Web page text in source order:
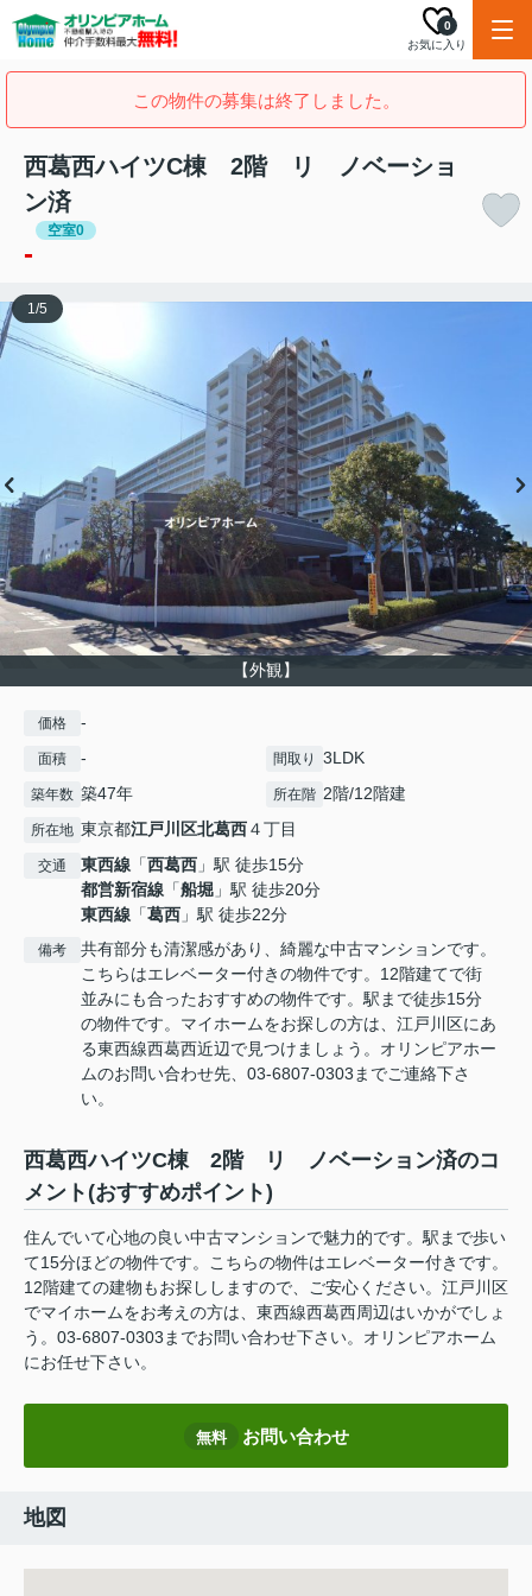
お気に入り
0
この物件の募集は終了しました。
西葛西ハイツC棟 2階 リ ノベーショ
ン済
空室0
-
【外観】
1/5
価格 -
面積 - 間取り 3LDK
築年数 築47年 所在階 2階/12階建
所在地 東京都江戸川区北葛西４丁目
交通 東西線 「西葛西 」駅 徒歩15分
都営新宿線 「船堀 」駅 徒歩20分
東西線 「葛西 」駅 徒歩22分
備考
共有部分も清潔感があり、綺麗な中古マンションです。
こちらはエレベーター付きの物件です。12階建てで街
並みにも合ったおすすめの物件です。駅まで徒歩15分
の物件です。マイホームをお探しの方は、江戸川区にあ
る東西線西葛西近辺で見つけましょう。オリンピアホー
ムのお問い合わせ先、03-6807-0303までご連絡下さ
い。
西葛西ハイツC棟 2階 リ ノベーション済のコ
メント(おすすめポイント)
住んでいて心地の良い中古マンションで魅力的です。駅まで歩い
て15分ほどの物件です。こちらの物件はエレベーター付きです。
12階建ての建物もお探ししますので、ご安心ください。江戸川区
でマイホームをお考えの方は、東西線西葛西周辺はいかがでしょ
う。03-6807-0303までお問い合わせ下さい。オリンピアホーム
にお任せ下さい。
無料 お問い合わせ
地図